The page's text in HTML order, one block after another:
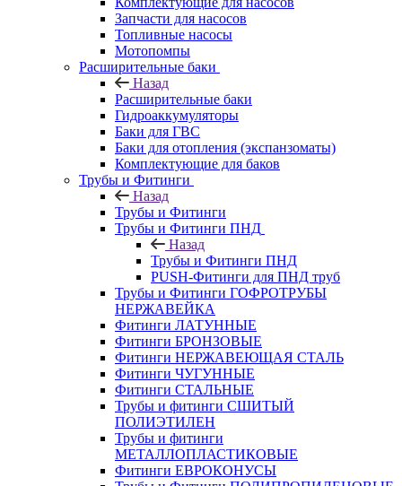
Запчасти для насосов
Топливные насосы
Мотопомпы
Расширительные баки
Назад
Расширительные баки
Гидроаккумуляторы
Баки для ГВС
Баки для отопления (экспанзоматы)
Комплектующие для баков
Трубы и Фитинги
Назад
Трубы и Фитинги
Трубы и Фитинги ПНД
Назад
Трубы и Фитинги ПНД
PUSH-Фитинги для ПНД труб
Трубы и Фитинги ГОФРОТРУБЫ
НЕРЖАВЕЙКА
Фитинги ЛАТУННЫЕ
Фитинги БРОНЗОВЫЕ
Фитинги НЕРЖАВЕЮЩАЯ СТАЛЬ
Фитинги ЧУГУННЫЕ
Фитинги СТАЛЬНЫЕ
Трубы и фитинги СШИТЫЙ
ПОЛИЭТИЛЕН
Трубы и фитинги
МЕТАЛЛОПЛАСТИКОВЫЕ
Фитинги ЕВРОКОНУСЫ